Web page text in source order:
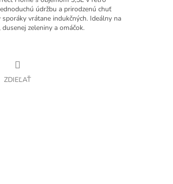
údržbu a prirodzenú chuť
vrátane indukčných. Ideálny na
zeleniny a omáčok.
ZDIEĽAŤ